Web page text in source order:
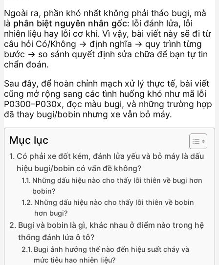
Ngoài ra, phần khó nhất không phải tháo bugi, mà
là phân biệt nguyên nhân gốc: lỗi đánh lửa, lỗi
nhiên liệu hay lỗi cơ khí. Vì vậy, bài viết này sẽ đi từ
câu hỏi Có/Không → định nghĩa → quy trình từng
bước → so sánh quyết định sửa chữa để bạn tự tin
chẩn đoán.
Sau đây, để hoàn chỉnh mạch xử lý thực tế, bài viết
cũng mở rộng sang các tình huống khó như mã lỗi
P0300–P030x, đọc màu bugi, và những trường hợp
đã thay bugi/bobin nhưng xe vẫn bỏ máy.
Mục lục
Có phải xe đốt kém, đánh lửa yếu và bỏ máy là dấu
hiệu bugi/bobin có vấn đề không?
Những dấu hiệu nào cho thấy lỗi thiên về bugi hơn
bobin?
Những dấu hiệu nào cho thấy lỗi thiên về bobin
hơn bugi?
Bugi và bobin là gì, khác nhau ở điểm nào trong hệ
thống đánh lửa ô tô?
Bugi ảnh hưởng thế nào đến hiệu suất cháy và
mức tiêu hao nhiên liệu?